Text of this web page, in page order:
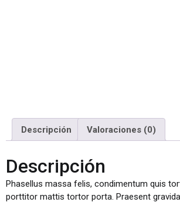
Descripción Valoraciones (0)
Descripción
Phasellus massa felis, condimentum quis
porttitor mattis tortor porta. Praesent